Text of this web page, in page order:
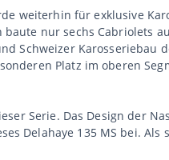
weiterhin für exklusive
nur sechs Cabriolets
Schweizer Karosseriebau
Platz im oberen
Serie. Das Design der
Delahaye 135 MS bei. Als